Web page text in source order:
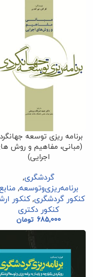
برنامه ریزی توسعه
(مبانی، مفاهیم و روش
اجرایی)
گردشگری,
برنامه‌ریزی‌وتوسعه,
کنکور گردشگری,کنکور
کنکور دکتری
685,000 تومان